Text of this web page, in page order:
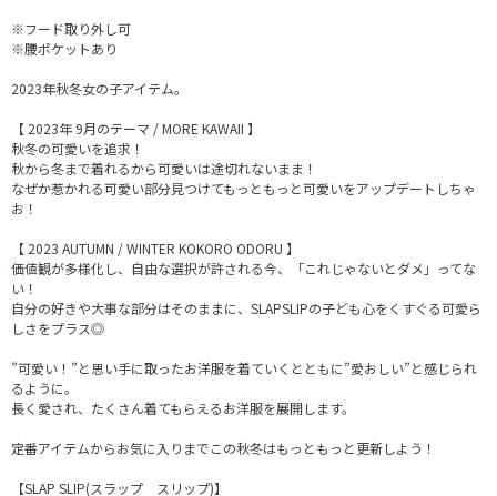
※フード取り外し可
※腰ポケットあり
2023年秋冬女の子アイテム。
【 2023年 9月のテーマ / MORE KAWAII 】
秋冬の可愛いを追求！
秋から冬まで着れるから可愛いは途切れないまま！
なぜか惹かれる可愛い部分見つけてもっともっと可愛いをアップデートしちゃ
お！
【 2023 AUTUMN / WINTER KOKORO ODORU 】
価値観が多様化し、自由な選択が許される今、「これじゃないとダメ」ってな
い！
自分の好きや大事な部分はそのままに、SLAPSLIPの子ども心をくすぐる可愛ら
しさをプラス◎
”可愛い！”と思い手に取ったお洋服を着ていくとともに”愛おしい”と感じられ
るように。
長く愛され、たくさん着てもらえるお洋服を展開します。
定番アイテムからお気に入りまでこの秋冬はもっともっと更新しよう！
【SLAP SLIP(スラップ スリップ)】